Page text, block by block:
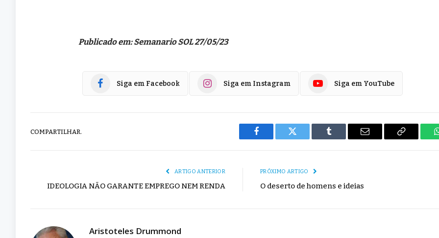
Publicado em: Semanario SOL 27/05/23
Siga em Facebook Siga em Instagram Siga em YouTube
COMPARTILHAR.
Facebook Twitter Tumblr
E-
Copiar
ARTIGO ANTERIOR
IDEOLOGIA NÃO GARANTE EMPREGO NEM RENDA
PRÓXIMO ARTIGO
O deserto de homens e ideias
Aristoteles Drummond